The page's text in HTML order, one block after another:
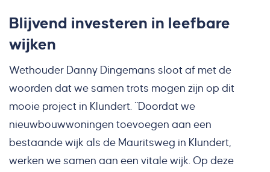
Blijvend investeren in leefbare
wijken
Wethouder Danny Dingemans sloot af met de
woorden dat we samen trots mogen zijn op dit
mooie project in Klundert. “Doordat we
nieuwbouwwoningen toevoegen aan een
bestaande wijk als de Mauritsweg in Klundert,
werken we samen aan een vitale wijk. Op deze